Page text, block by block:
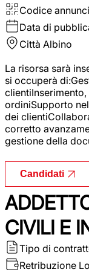
Codice
Data di
Città Albino
La risorsa sarà
si occuperà
ordiniSupporto
dei
corretto
gestione della
Candidati
CIVILI E
Tipo di
Retribuzione